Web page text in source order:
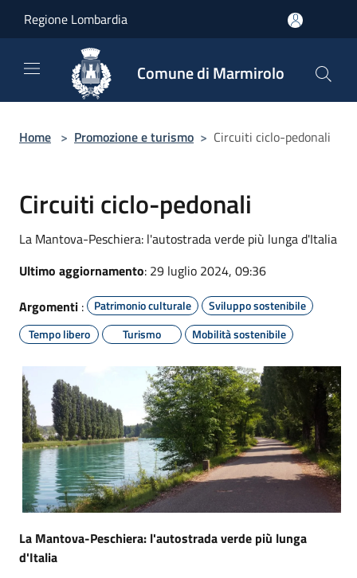
Regione Lombardia
Comune di Marmirolo
Home > Promozione e turismo > Circuiti ciclo-pedonali
Circuiti ciclo-pedonali
La Mantova-Peschiera: l'autostrada verde più lunga d'Italia
Ultimo aggiornamento: 29 luglio 2024, 09:36
Argomenti : Patrimonio culturale
Sviluppo sostenibile
Tempo libero
Turismo Mobilità sostenibile
La Mantova-Peschiera: l'autostrada verde più lunga
d'Italia